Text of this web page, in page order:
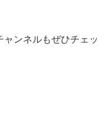
ンネルもぜひチェッ